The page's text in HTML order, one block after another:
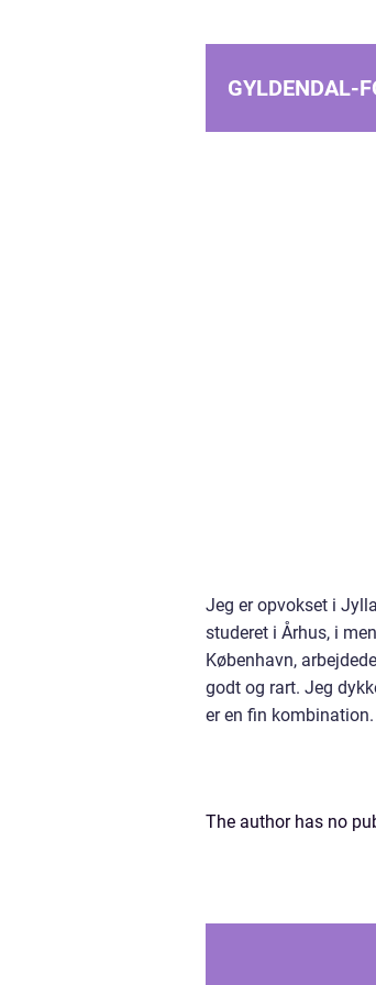
GYLDENDAL-
Jeg er opvokset i
studeret i Århus, i
København,
godt og rart. Jeg
er en fin kombination.
The author has no